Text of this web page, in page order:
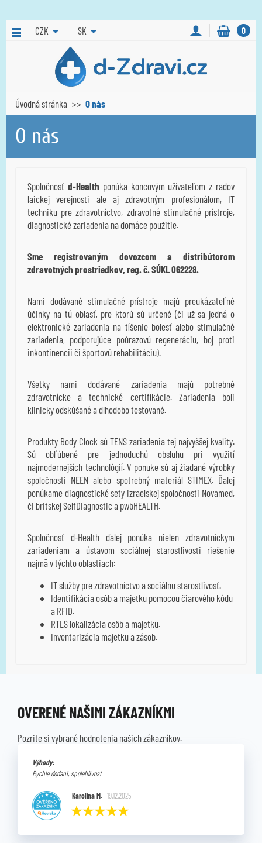
CZK SK 0
Úvodná stránka O nás
O nás
Spoločnosť d-Health ponúka koncovým užívateľom z radov
laickej verejnosti ale aj zdravotným profesionálom, IT
techniku pre zdravotníctvo, zdravotné stimulačné prístroje,
diagnostické zariadenia na domáce použitie.
Sme registrovaným dovozcom a distribútorom
zdravotných prostriedkov, reg. č. SÚKL 062228.
Nami dodávané stimulačné prístroje majú preukázateľné
účinky na tú oblasť, pre ktorú sú určené (či už sa jedná o
elektronické zariadenia na tíšenie bolesť alebo stimulačné
zariadenia, podporujúce poúrazovú regeneráciu, boj proti
inkontinencii či športovú rehabilitáciu).
Všetky nami dodávané zariadenia majú potrebné
zdravotnícke a technické certifikácie. Zariadenia boli
klinicky odskúšané a dlhodobo testované.
Produkty Body Clock sú TENS zariadenia tej najvyššej kvality.
Sú obľúbené pre jednoduchú obsluhu pri využití
najmodernejších technológií. V ponuke sú aj žiadané výrobky
spoločnosti NEEN alebo spotrebný materiál STIMEX. Ďalej
ponúkame diagnostické sety izraelskej spoločnosti Novamed,
či britskej SelfDiagnostic a pwbHEALTH.
Spoločnosť d-Health ďalej ponúka nielen zdravotníckym
zariadeniam a ústavom sociálnej starostlivosti riešenie
najmä v týchto oblastiach:
IT služby pre zdravotníctvo a sociálnu starostlivosť.
Identifikácia osôb a majetku pomocou čiarového kódu
a RFID.
RTLS lokalizácia osôb a majetku.
Inventarizácia majetku a zásob.
OVERENÉ NAŠIMI ZÁKAZNÍKMI
Pozrite si vybrané hodnotenia našich zákazníkov.
Výhody:
Rychle dodani, spolehlivost
Karolína M. 19.12.2025